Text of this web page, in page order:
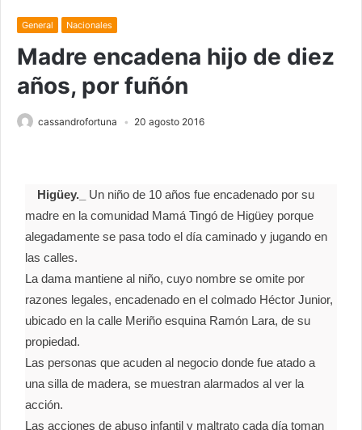
General Nacionales
Madre encadena hijo de diez
años, por fuñón
cassandrofortuna 20 agosto 2016
Higüey._
Un niño de 10 años fue encadenado por su
madre en la comunidad Mamá Tingó de Higüey porque
alegadamente se pasa todo el día caminado y jugando en
las calles.
La dama mantiene al niño, cuyo nombre se omite por
razones legales, encadenado en el colmado Héctor Junior,
ubicado en la calle Meriño esquina Ramón Lara, de su
propiedad.
Las personas que acuden al negocio donde fue atado a
una silla de madera, se muestran alarmados al ver la
acción.
Las acciones de abuso infantil y maltrato cada día toman